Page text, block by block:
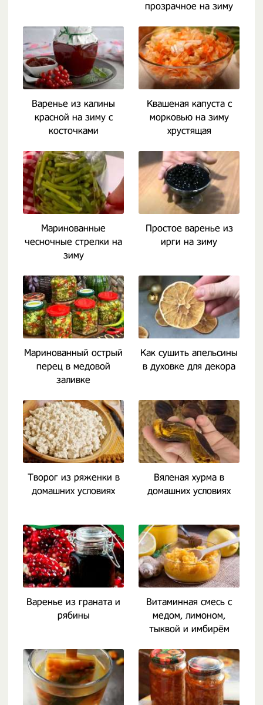
прозрачное на зиму
Варенье из калины
красной на зиму с
косточками
Квашеная капуста с
морковью на зиму
хрустящая
Маринованные
чесночные стрелки на
зиму
Простое варенье из
ирги на зиму
Маринованный острый
перец в медовой
заливке
Как сушить апельсины
в духовке для декора
Творог из ряженки в
домашних условиях
Вяленая хурма в
домашних условиях
Варенье из граната и
рябины
Витаминная смесь с
медом, лимоном,
тыквой и имбирём